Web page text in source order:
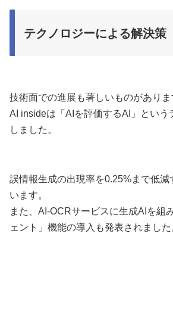
テクノロジーによる解決策
技術面での進展も著しいものがありま
AI insideは「AIを評価するAI」という
しました。
誤情報生成の出現率を0.25%まで低減
います。
また、AI-OCRサービスに生成AIを組
ェント」機能の導入も発表されました